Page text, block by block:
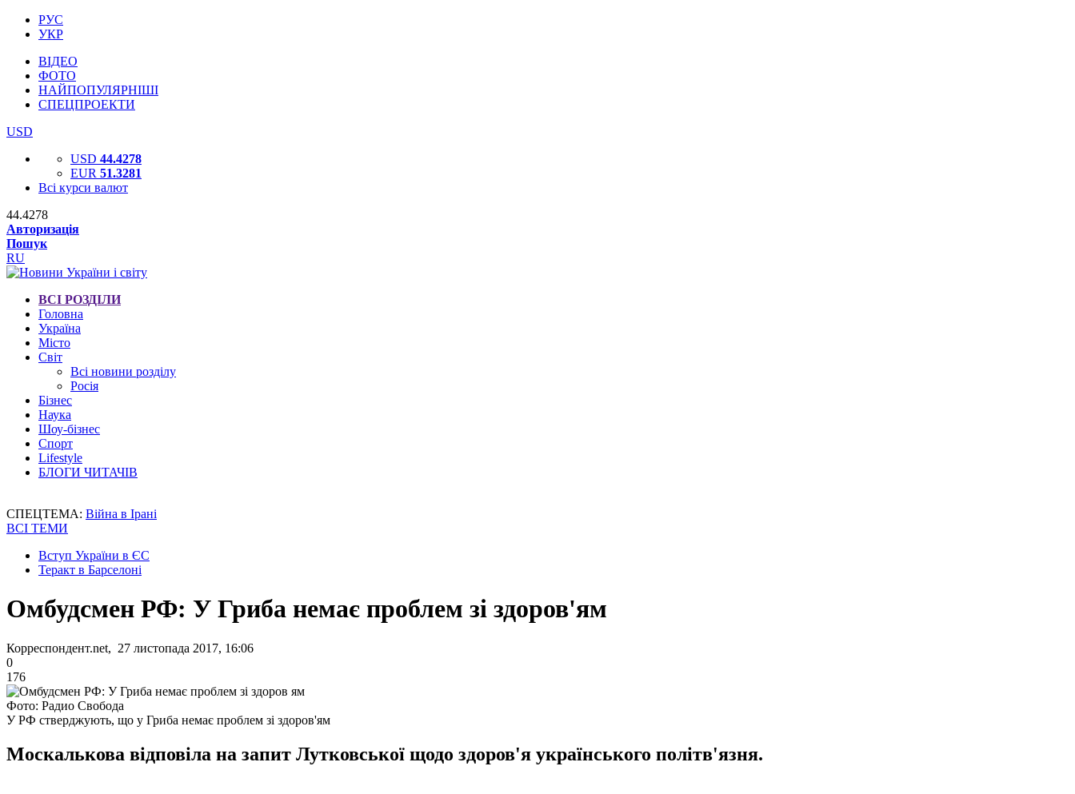
РУС
УКР
ВІДЕО
ФОТО
НАЙПОПУЛЯРНІШІ
СПЕЦПРОЕКТИ
USD
USD 44.4278
EUR 51.3281
Всі курси валют
44.4278
Авторизація
Пошук
RU
ВСІ РОЗДІЛИ
Головна
Україна
Місто
Світ
Всі новини розділу
Росія
Бізнес
Наука
Шоу-бізнес
Спорт
Lifestyle
БЛОГИ ЧИТАЧІВ
СПЕЦТЕМА: Війна в Ірані
ВСІ ТЕМИ
Вступ України в ЄС
Теракт в Барселоні
Омбудсмен РФ: У Гриба немає проблем зі здоров'ям
Корреспондент.net, 27 листопада 2017, 16:06
0
176
Фото: Радио Свобода
У РФ стверджують, що у Гриба немає проблем зі здоров'ям
Москалькова відповіла на запит Лутковської щодо здоров'я українського політв'язня.